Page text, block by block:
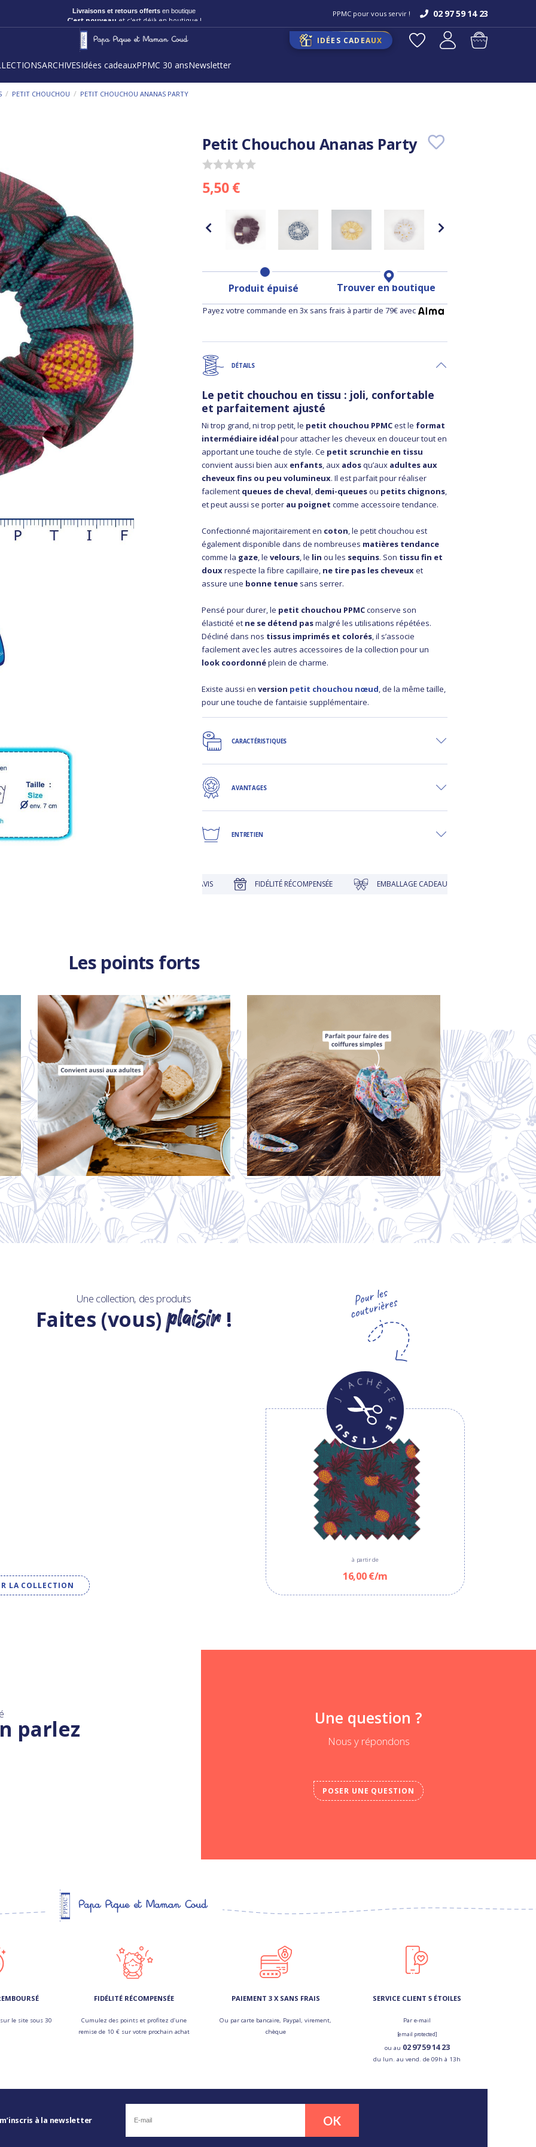
Livraisons et retours offerts en boutique
C'est nouveau et c'est déjà en boutique !
PPMC pour vous servir ! 02 97 59 14 23
IDÉES CADEAUX
ARCHIVESIdées cadeauxPPMC 30 ansNewsletter
/ PETIT CHOUCHOU / PETIT CHOUCHOU ANANAS PARTY
Petit Chouchou Ananas Party
5,50 €
Produit épuisé Trouver en boutique
Payez votre commande en 3x sans frais à partir de 79€ avec
DÉTAILS
Le petit chouchou en tissu : joli, confortable
et parfaitement ajusté
Ni trop grand, ni trop petit, le petit chouchou PPMCest le format
intermédiaire idéal pour attacher les cheveux en douceur tout en
apportant une touche de style. Ce petit scrunchie en tissu
convient aussi bien aux enfants, aux adosqu’aux adultes aux
cheveux fins ou peu volumineux. Il est parfait pour réaliser
facilement queues de cheval, demi-queuesou petits chignons,
et peut aussi se porter au poignet comme accessoire tendance.
Confectionné majoritairement en coton, le petit chouchou est
également disponible dans de nombreuses matières tendance
comme la gaze, levelours, le lin ou les sequins. Son tissu fin et
douxrespecte la fibre capillaire, ne tire pas les cheveuxet
assure une bonne tenue sans serrer.
Pensé pour durer, le petit chouchou PPMCconserve son
élasticité et ne se détend pasmalgré les utilisations répétées.
Décliné dans nos tissus imprimés et colorés, il s’associe
facilement avec les autres accessoires de la collection pour un
look coordonnéplein de charme.
Existe aussi enversion petit chouchou nœud, de la même taille,
pour une touche de fantaisie supplémentaire.
CARACTÉRISTIQUES
AVANTAGES
ENTRETIEN
FIDÉLITÉ RÉCOMPENSÉE EMBALLAGE CADEAU À PRIX DOUX
Les points forts
Une collection, des produits
Faites (vous)plaisir!
LA COLLECTION
à partir de
16,00 €/m
parlez Une question ?
Nous y répondons
POSER UNE QUESTION
le site sous 30
FIDÉLITÉ RÉCOMPENSÉE
Cumulez des points et profitez d’une
remise de 10 € sur votre prochain achat
PAIEMENT 3 X SANS FRAIS
Ou par carte bancaire, Paypal, virement,
chèque
SERVICE CLIENT 5 ÉTOILES
Par e-mail
[email protected]
ou au 02 97 59 14 23
du lun. au vend. de 09h à 13h
à la newsletter OK